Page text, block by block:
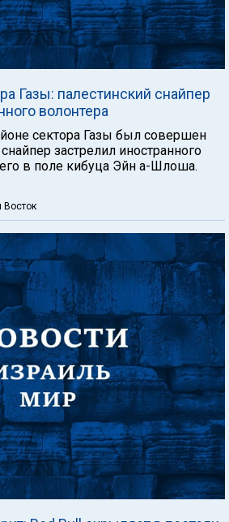
Газы: палестинский снайпер
волонтера
сектора Газы был совершен
застрелил иностранного
в поле кибуца Эйн а-Шлоша.
Восток